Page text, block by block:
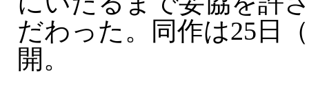
だわった。同作は25日
開。